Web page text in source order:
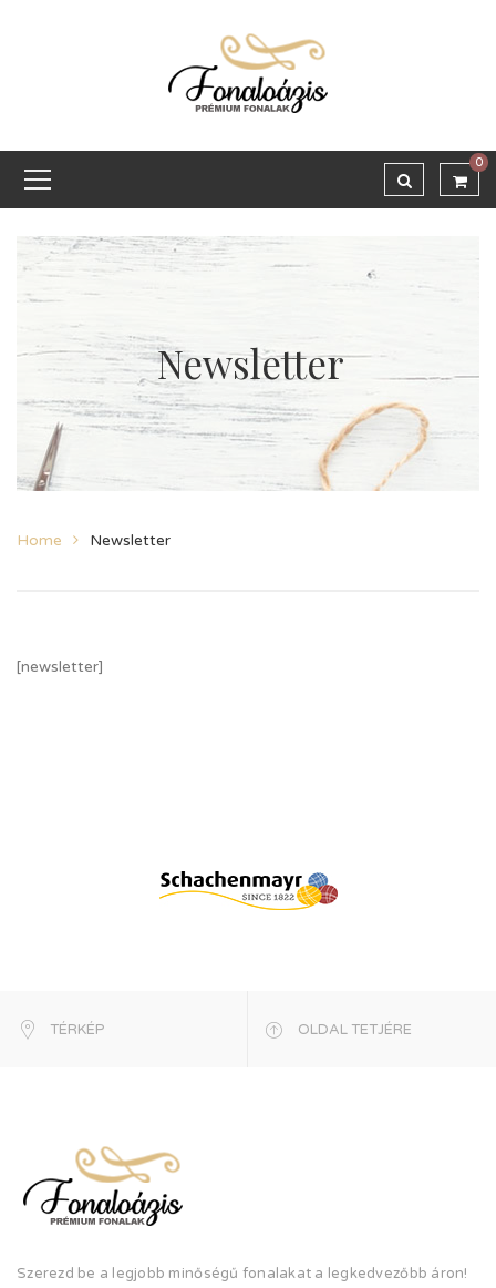
0
Newsletter
Home Newsletter
[newsletter]
TÉRKÉP OLDAL TETJÉRE
Szerezd be a legjobb minőségű fonalakat a legkedvezőbb áron!